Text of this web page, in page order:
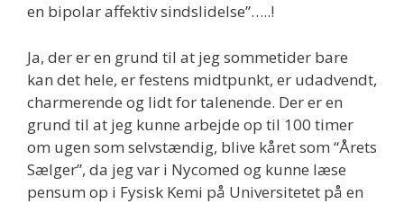
en bipolar affektiv sindslidelse”…..!
Ja, der er en grund til at jeg sommetider bare
kan det hele, er festens midtpunkt, er udadvendt,
charmerende og lidt for talenende. Der er en
grund til at jeg kunne arbejde op til 100 timer
om ugen som selvstændig, blive kåret som “Årets
Sælger”, da jeg var i Nycomed og kunne læse
pensum op i Fysisk Kemi på Universitetet på en